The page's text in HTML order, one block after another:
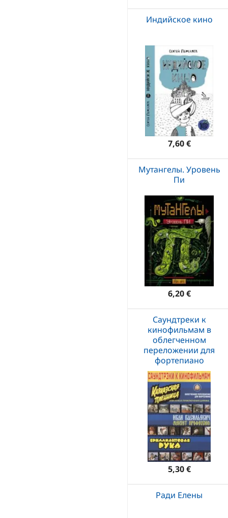
Индийское кино
7,60 €
Мутангелы. Уровень
Пи
6,20 €
Саундтреки к
кинофильмам в
облегченном
переложении для
фортепиано
5,30 €
Ради Елены